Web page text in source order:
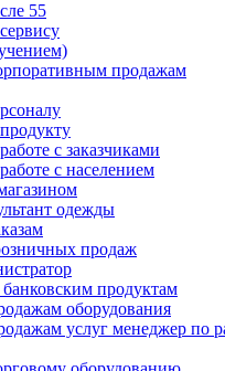
55
продажам
с заказчиками
с населением
одежды
продаж
банковским продуктам
оборудования
услуг менеджер по